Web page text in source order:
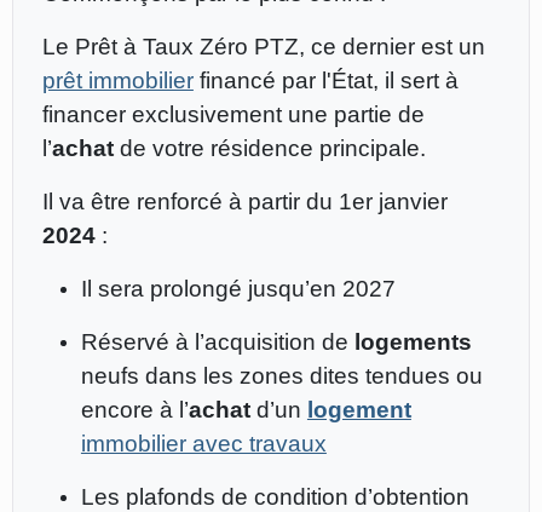
Le Prêt à Taux Zéro PTZ, ce dernier est un
prêt immobilierfinancé par l'État, il sert à
financer exclusivement une partie de
l’achatde votre résidence principale.
Il va être renforcé à partir du 1er janvier
2024:
Il sera prolongé jusqu’en 2027
Réservé à l’acquisition de logements
neufs dans les zones dites tendues ou
encore à l’achatd’un logement
immobilier avec travaux
Les plafonds de condition d’obtention